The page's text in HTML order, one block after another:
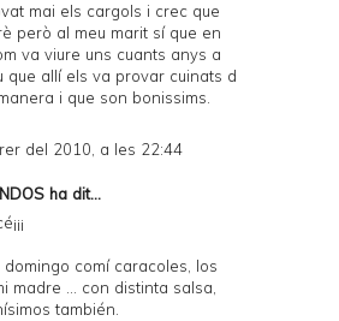
mai els cargols i crec que
però al meu marit sí que en
va viure uns cuants anys a
que allí els va provar cuinats d
i que son bonissims.
del 2010, a les 22:44
ha dit...
domingo comí caracoles, los
madre ... con distinta salsa,
también.